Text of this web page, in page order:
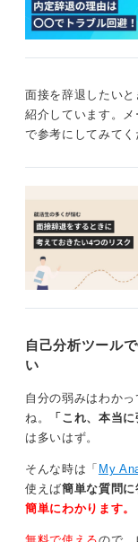
切り出す際はま
ください。
伝えます。
「貴社が第一候
で、志望度が低
丁寧な対話を通
る最高の決断を
面接を辞退したい
紹介しています。
で参考にしてみてく
自己分析ツール
い
自分の弱みはわか
ね。
「これ、本当
は多いはず。
そんな時は「 My
使えば簡単な質問に
簡単にわかります。